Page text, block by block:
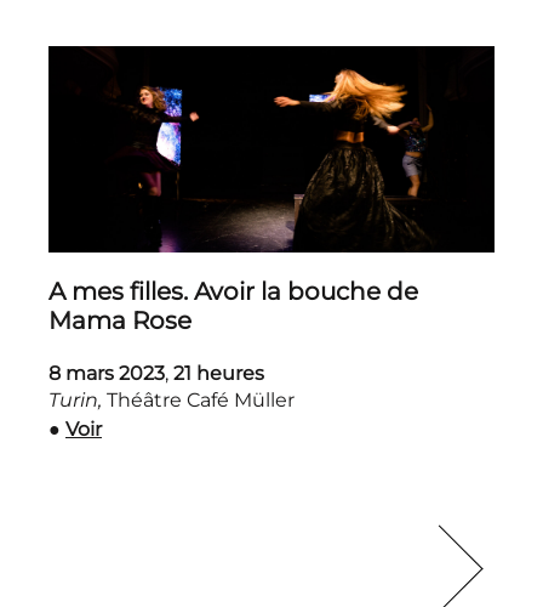
A mes filles. Avoir la bouche de
Mama Rose
8 mars 2023, 21 heures
Turin, Théâtre Café Müller
● Voir